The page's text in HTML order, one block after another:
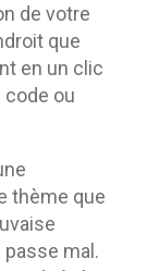
de votre
que
en un clic
code ou
thème que
mal.